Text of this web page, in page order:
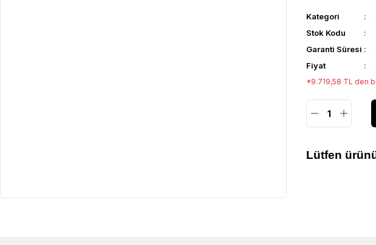
Kategori
Stok Kodu
Garanti Süresi
Fiyat
*9.719,58 TL den
Lütfen